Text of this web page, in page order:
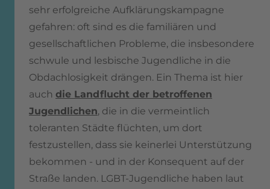
sehr erfolgreiche Aufklärungskampagne
gefahren: oft sind es die familiären und
gesellschaftlichen Probleme, die insbesondere
schwule und lesbische Jugendliche in die
Obdachlosigkeit drängen. Ein Thema ist hier
auch die Landflucht der betroffenen
Jugendlichen, die in die vermeintlich
toleranten Städte flüchten, um dort
festzustellen, dass sie keinerlei Unterstützung
bekommen - und in der Konsequent auf der
Straße landen. LGBT-Jugendliche haben laut